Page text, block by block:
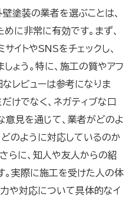
塗装の業者を選ぶことは、
に非常に有効です。まず、
イトやSNSをチェックし、
ょう。特に、施工の質やアフ
レビューは参考になりま
けでなく、ネガティブな口
意見を通じて、業者がどのよ
のように対応しているのか
らに、知人や友人からの紹
実際に施工を受けた人の体
や対応について具体的なイ